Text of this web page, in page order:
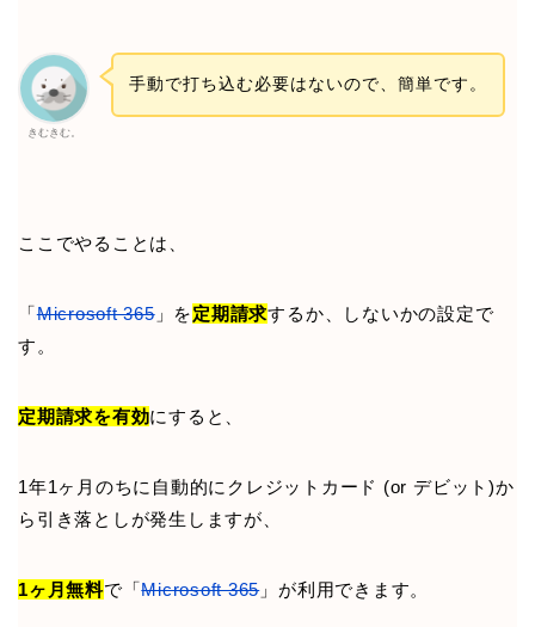
きむきむ。
手動で打ち込む必要はないので、簡単です。
ここでやることは、
「Microsoft 365」を定期請求するか、しないかの設定で
す。
定期請求を有効にすると、
1年1ヶ月のちに自動的にクレジットカード (or デビット)か
ら引き落としが発生しますが、
1ヶ月無料で「Microsoft 365」が利用できます。